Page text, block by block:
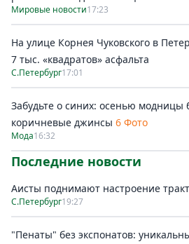
Мировые новости17:23
На улице Корнея Чуковского в
7 тыс. «квадратов» асфальта
С.Петербург17:01
Забудьте о синих: осенью модницы
коричневые джинсы 6 Фото
Мода16:32
Последние новости
Аисты поднимают настроение
С.Петербург19:27
"Пенаты" без экспонатов: